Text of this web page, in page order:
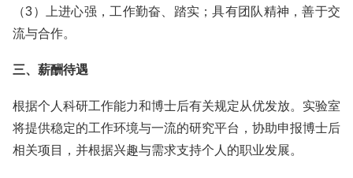
（3）上进心强，工作勤奋、踏实；具有团队精神，善于交
流与合作。
三、薪酬待遇
根据个人科研工作能力和博士后有关规定从优发放。实验室
将提供稳定的工作环境与一流的研究平台，协助申报博士后
相关项目，并根据兴趣与需求支持个人的职业发展。